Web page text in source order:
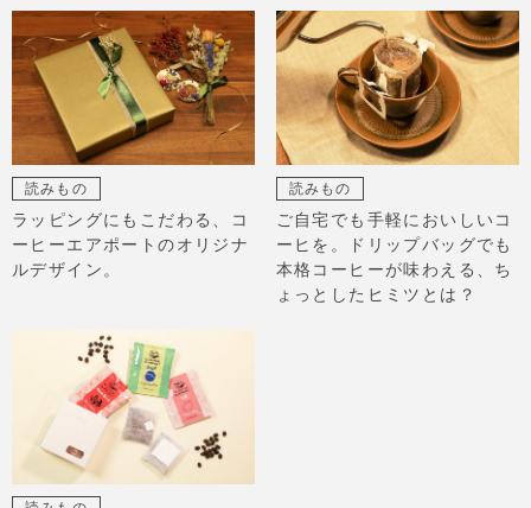
読みもの
ラッピングにもこだわる、コ
ーヒーエアポートのオリジナ
ルデザイン。
読みもの
ご自宅でも手軽においしいコ
ーヒを。ドリップバッグでも
本格コーヒーが味わえる、ち
ょっとしたヒミツとは？